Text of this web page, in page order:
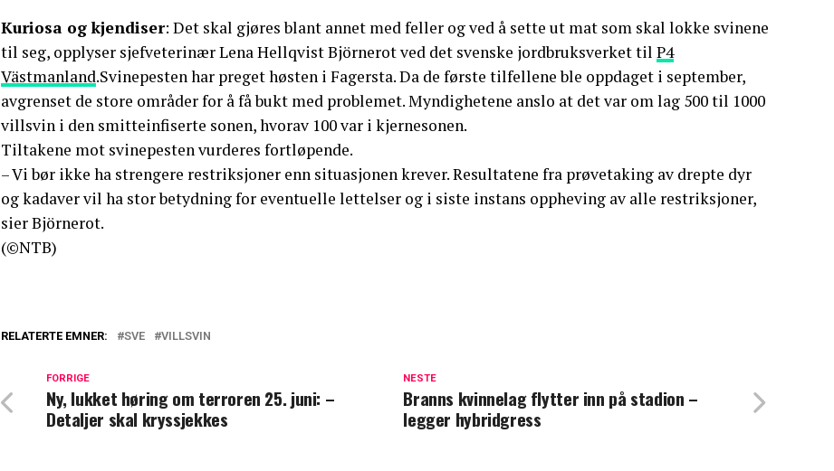
Kuriosa og kjendiser: Det skal gjøres blant annet med feller og ved å sette ut mat som skal lokke svinene
til seg, opplyser sjefveterinær Lena Hellqvist Björnerot ved det svenske jordbruksverket til P4
Västmanland.Svinepesten har preget høsten i Fagersta. Da de første tilfellene ble oppdaget i september,
avgrenset de store områder for å få bukt med problemet. Myndighetene anslo at det var om lag 500 til 1000
villsvin i den smitteinfiserte sonen, hvorav 100 var i kjernesonen.
Tiltakene mot svinepesten vurderes fortløpende.
– Vi bør ikke ha strengere restriksjoner enn situasjonen krever. Resultatene fra prøvetaking av drepte dyr
og kadaver vil ha stor betydning for eventuelle lettelser og i siste instans oppheving av alle restriksjoner,
sier Björnerot.
(©NTB)
RELATERTE EMNER: SVE VILLSVIN
NESTE
Branns kvinnelag flytter inn på stadion –
legger hybridgress
FORRIGE
Ny, lukket høring om terroren 25. juni: –
Detaljer skal kryssjekkes